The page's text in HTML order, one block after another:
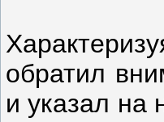
обратил
и указал на